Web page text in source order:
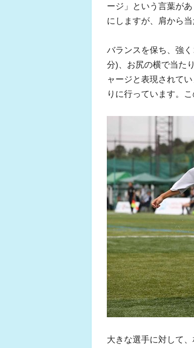
ージ」という言葉が
にしますが、肩から
バランスを保ち、強
分)、お尻の横で当た
ャージと表現されて
りに行っています。
大きな選手に対して